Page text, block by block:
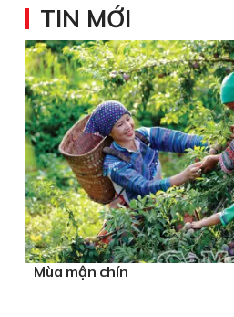
TIN MỚI
Mùa mận chín